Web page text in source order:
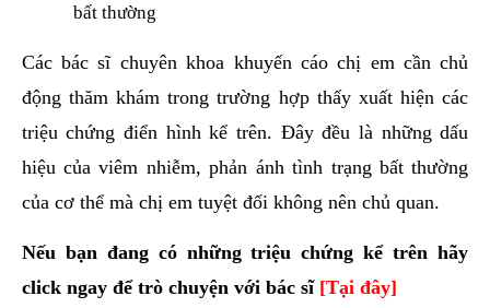
bất thường
Các bác sĩ chuyên khoa khuyến cáo chị em cần chủ
động thăm khám trong trường hợp thấy xuất hiện các
triệu chứng điển hình kể trên. Đây đều là những dấu
hiệu của viêm nhiễm, phản ánh tình trạng bất thường
của cơ thể mà chị em tuyệt đối không nên chủ quan.
Nếu bạn đang có những triệu chứng kể trên hãy
click ngay để trò chuyện với bác sĩ [Tại đây]